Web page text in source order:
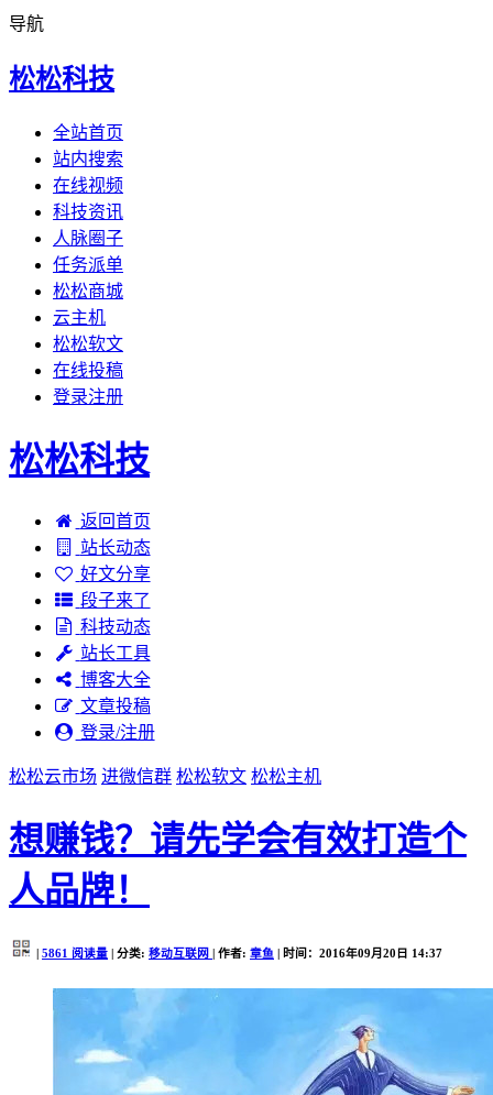
导航
松松科技
全站首页
站内搜索
在线视频
科技资讯
人脉圈子
任务派单
松松商城
云主机
松松软文
在线投稿
登录注册
松松科技
返回首页
站长动态
好文分享
段子来了
科技动态
站长工具
博客大全
文章投稿
登录/注册
松松云市场 进微信群 松松软文 松松主机
想赚钱？请先学会有效打造个
人品牌！
| 5861 阅读量 | 分类: 移动互联网 | 作者: 章鱼 | 时间：2016年09月20日 14:37